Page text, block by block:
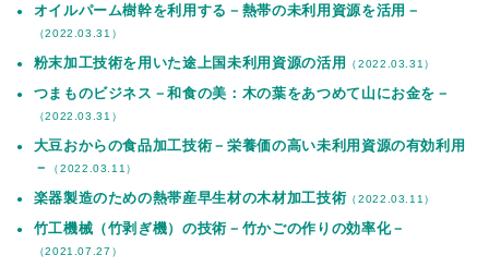
オイルパーム樹幹を利用する－熱帯の未利用資源を活用－
（2022.03.31）
粉末加工技術を用いた途上国未利用資源の活用 （2022.03.31）
つまものビジネス－和食の美：木の葉をあつめて山にお金を－
（2022.03.31）
大豆おからの食品加工技術－栄養価の高い未利用資源の有効利用
－
（2022.03.11）
楽器製造のための熱帯産早生材の木材加工技術 （2022.03.11）
竹工機械（竹剥ぎ機）の技術－竹かごの作りの効率化－
（2021.07.27）